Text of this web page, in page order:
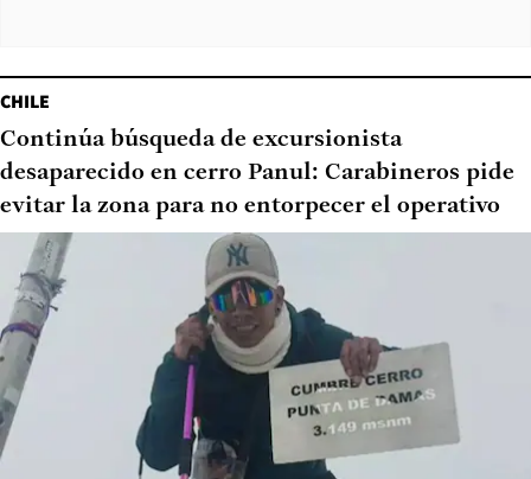
CHILE
Continúa búsqueda de excursionista
desaparecido en cerro Panul: Carabineros pide
evitar la zona para no entorpecer el operativo